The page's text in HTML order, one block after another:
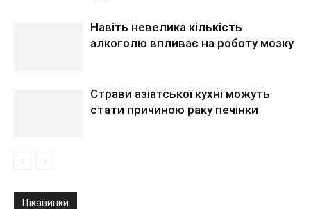
Навіть невелика кількість
алкоголю впливає на роботу мозку
Страви азіатської кухні можуть
стати причиною раку печінки
Цікавинки